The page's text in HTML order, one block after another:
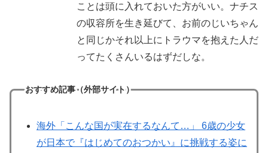
ことは頭に入れておいた方がいい。ナチス
の収容所を生き延びて、お前のじいちゃん
と同じかそれ以上にトラウマを抱えた人だ
ってたくさんいるはずだしな。
おすすめ記事（外部サイト）
海外「こんな国が実在するなんて…」 6歳の少女
が日本で『はじめてのおつかい』に挑戦する姿に